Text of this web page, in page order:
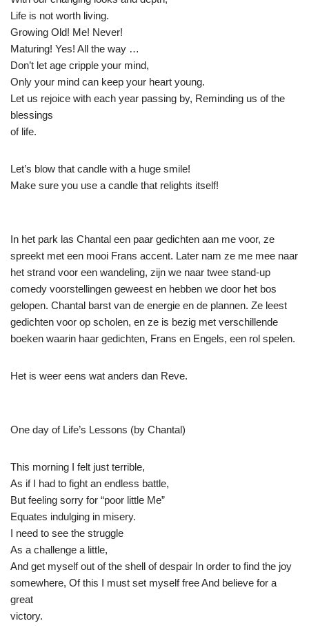
Life is not worth living.
Growing Old! Me! Never!
Maturing! Yes! All the way …
Don’t let age cripple your mind,
Only your mind can keep your heart young.
Let us rejoice with each year passing by, Reminding us of the
blessings
of life.
Let’s blow that candle with a huge smile!
Make sure you use a candle that relights itself!
In het park las Chantal een paar gedichten aan me voor, ze
spreekt met een mooi Frans accent. Later nam ze me mee naar
het strand voor een wandeling, zijn we naar twee stand-up
comedy voorstellingen geweest en hebben we door het bos
gelopen. Chantal barst van de energie en de plannen. Ze leest
gedichten voor op scholen, en ze is bezig met verschillende
boeken waarin haar gedichten, Frans en Engels, een rol spelen.
Het is weer eens wat anders dan Reve.
One day of Life’s Lessons (by Chantal)
This morning I felt just terrible,
As if I had to fight an endless battle,
But feeling sorry for “poor little Me”
Equates indulging in misery.
I need to see the struggle
As a challenge a little,
And get myself out of the shell of despair In order to find the joy
somewhere, Of this I must set myself free And believe for a
great
victory.